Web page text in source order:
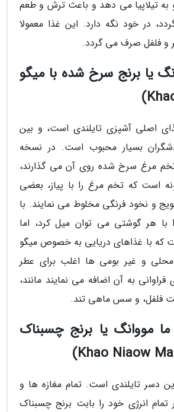
تیلاپیا می دهد و باعث ترش و طعم
در خود نگه دارد. این غذا معمولا
فلفل صرف می گردد.
یا برنج سرخ شده با میگو
اصلی آشپزی تایلندی است، و بین
بسیار محبوب است. در نسخه
مرغ سرخ شده روی آن می گذارند،
است که تخم مرغ را با پیاز، بعضی
و نخود فرنگی مخلوط می نمایند. با
با هر گوشتی می توان میل کرد، اما
که با غذاهای دریایی به خصوص میگو
و غیر بومی ها اغلب برای عطر
به آن اضافه می نمایند مانند،
فلفل، و سس ماهی تند.
ما مووانگ یا برنج چسبناک
دسر تایلندی است. تمام مغازه ها و
انرژی خود را بابت برنج چسبناک